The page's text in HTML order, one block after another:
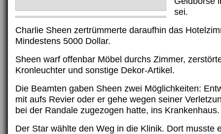
sei.
Charlie Sheen zertrümmerte daraufhin das
Mindestens 5000 Dollar.
Sheen warf offenbar Möbel durchs Zimmer,
Kronleuchter und sonstige Dekor-Artikel.
Die Beamten gaben Sheen zwei Möglichkeiten:
mit aufs Revier oder er gehe wegen seiner
bei der Randale zugezogen hatte, ins Krankenhaus.
Der Star wählte den Weg in die Klinik. Dort musste